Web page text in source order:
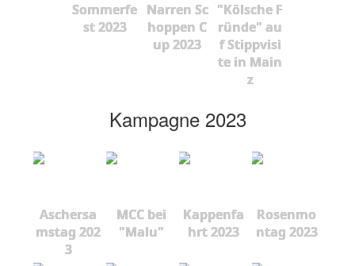
Sommerfe
st 2023
Narren Sc
hoppen C
up 2023
"Kölsche F
ründe" au
f Stippvisi
te in Main
z
Kampagne 2023
Aschersa
mstag 202
3
MCC bei
"Malu"
Kappenfa
hrt 2023
Rosenmo
ntag 2023